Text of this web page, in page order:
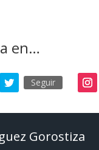
en…
Seguir
Gorostiza